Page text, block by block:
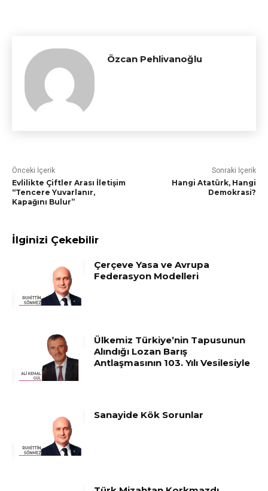
Özcan Pehlivanoğlu
Önceki İçerik
Evlilikte Çiftler Arası İletişim
“Tencere Yuvarlanır,
Kapağını Bulur”
Sonraki İçerik
Hangi Atatürk, Hangi
Demokrasi?
İlginizi Çekebilir
Çerçeve Yasa ve Avrupa
Federasyon Modelleri
Ülkemiz Türkiye’nin Tapusunun
Alındığı Lozan Barış
Antlaşmasının 103. Yılı Vesilesiyle
Sanayide Kök Sorunlar